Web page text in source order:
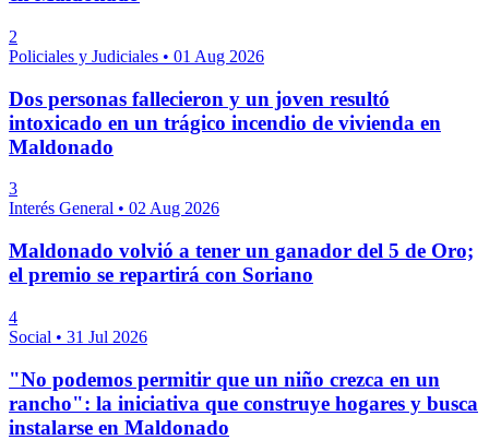
2
Policiales y Judiciales • 01 Aug 2026
Dos personas fallecieron y un joven resultó
intoxicado en un trágico incendio de vivienda en
Maldonado
3
Interés General • 02 Aug 2026
Maldonado volvió a tener un ganador del 5 de Oro;
el premio se repartirá con Soriano
4
Social • 31 Jul 2026
"No podemos permitir que un niño crezca en un
rancho": la iniciativa que construye hogares y busca
instalarse en Maldonado